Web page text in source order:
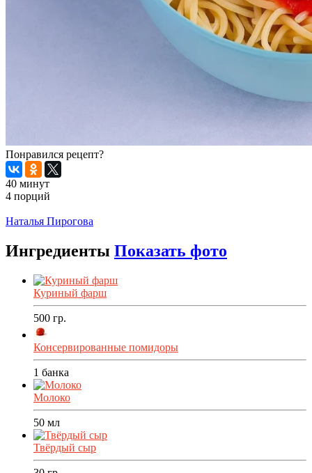
Понравился рецепт?
40 минут
4 порций
Наталья Пирогова
Ингредиенты Показать фото
Куриный фарш
500 гр.
Консервированные помидоры
1 банка
Молоко
50 мл
Твёрдый сыр